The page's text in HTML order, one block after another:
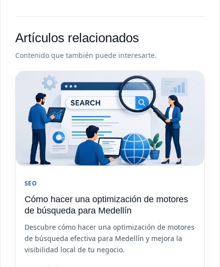
Artículos relacionados
Contenido que también puede interesarte.
SEO
Cómo hacer una optimización de motores
de búsqueda para Medellín
Descubre cómo hacer una optimización de motores
de búsqueda efectiva para Medellín y mejora la
visibilidad local de tu negocio.